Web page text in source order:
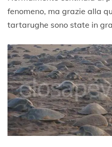
fenomeno, ma grazie alla
tartarughe sono state in